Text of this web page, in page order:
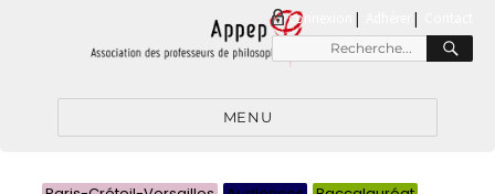
connexion |
Recherche
pour
MENU